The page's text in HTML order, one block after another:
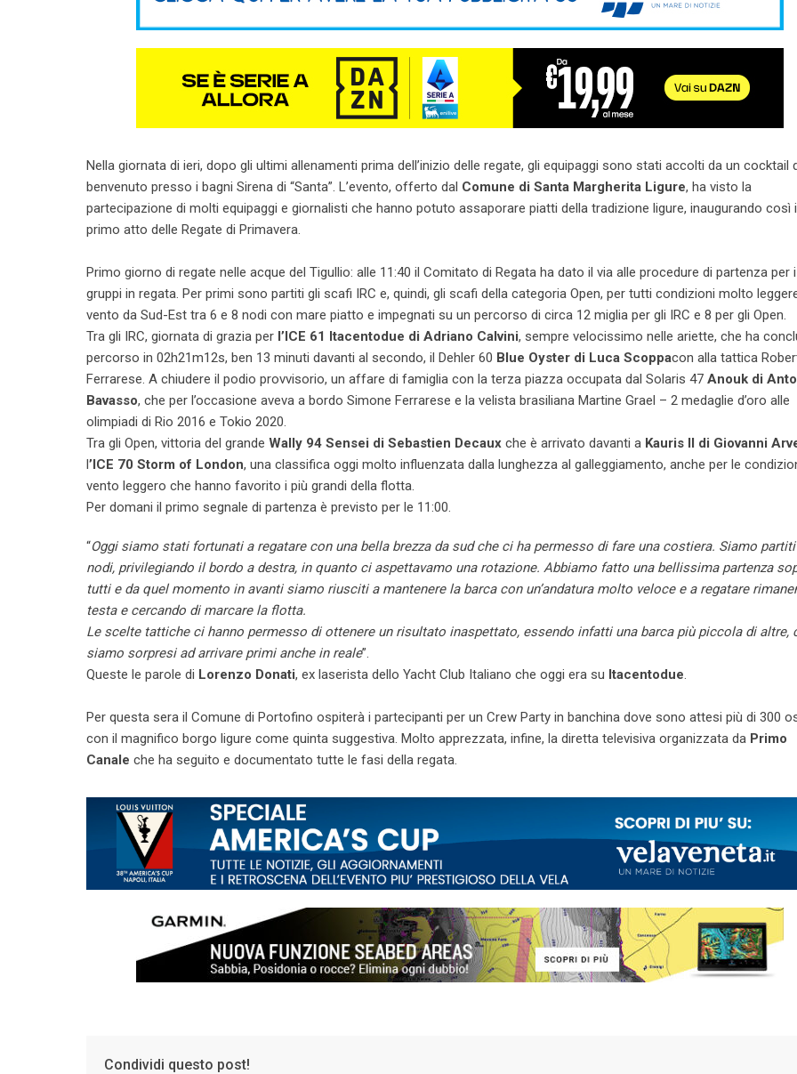
Nella giornata di ieri, dopo gli ultimi allenamenti prima dell’inizio delle regate, gli equipaggi sono stati accolti da un cocktail
benvenuto presso i bagni Sirena di “Santa”. L’evento, offerto dal Comune di Santa Margherita Ligure, ha visto la
partecipazione di molti equipaggi e giornalisti che hanno potuto assaporare piatti della tradizione ligure, inaugurando così
primo atto delle Regate di Primavera.
Primo giorno di regate nelle acque del Tigullio: alle 11:40 il Comitato di Regata ha dato il via alle procedure di partenza per
gruppi in regata. Per primi sono partiti gli scafi IRC e, quindi, gli scafi della categoria Open, per tutti condizioni molto
vento da Sud-Est tra 6 e 8 nodi con mare piatto e impegnati su un percorso di circa 12 miglia per gli IRC e 8 per gli Open.
Tra gli IRC, giornata di grazia per l’ICE 61 Itacentodue di Adriano Calvini, sempre velocissimo nelle ariette, che ha
percorso in 02h21m12s, ben 13 minuti davanti al secondo, il Dehler 60 Blue Oyster di Luca Scoppacon alla tattica
Ferrarese. A chiudere il podio provvisorio, un affare di famiglia con la terza piazza occupata dal Solaris 47 Anouk di
Bavasso, che per l’occasione aveva a bordo Simone Ferrarese e la velista brasiliana Martine Grael – 2 medaglie d’oro alle
olimpiadi di Rio 2016 e Tokio 2020.
Tra gli Open, vittoria del grande Wally 94 Sensei di Sebastien Decaux che è arrivato davanti a Kauris II di Giovanni
l’ICE 70 Storm of London, una classifica oggi molto influenzata dalla lunghezza al galleggiamento, anche per le
vento leggero che hanno favorito i più grandi della flotta.
Per domani il primo segnale di partenza è previsto per le 11:00.
“Oggi siamo stati fortunati a regatare con una bella brezza da sud che ci ha permesso di fare una costiera. Siamo
nodi, privilegiando il bordo a destra, in quanto ci aspettavamo una rotazione. Abbiamo fatto una bellissima partenza
tutti e da quel momento in avanti siamo riusciti a mantenere la barca con un’andatura molto veloce e a regatare
testa e cercando di marcare la flotta.
Le scelte tattiche ci hanno permesso di ottenere un risultato inaspettato, essendo infatti una barca più piccola di altre,
siamo sorpresi ad arrivare primi anche in reale”.
Queste le parole di Lorenzo Donati, ex laserista dello Yacht Club Italiano che oggi era su Itacentodue.
Per questa sera il Comune di Portofino ospiterà i partecipanti per un Crew Party in banchina dove sono attesi più di 300
con il magnifico borgo ligure come quinta suggestiva. Molto apprezzata, infine, la diretta televisiva organizzata da Primo
Canale che ha seguito e documentato tutte le fasi della regata.
Condividi questo post!